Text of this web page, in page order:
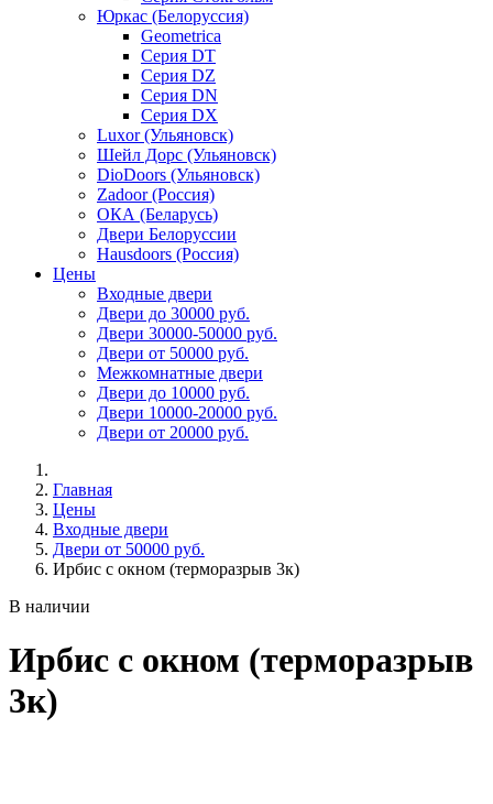
Юркас (Белоруссия)
Geometrica
Серия DT
Серия DZ
Серия DN
Серия DX
Luxor (Ульяновск)
Шейл Дорс (Ульяновск)
DioDoors (Ульяновск)
Zadoor (Россия)
ОКА (Беларусь)
Двери Белоруссии
Hausdoors (Россия)
Цены
Входные двери
Двери до 30000 руб.
Двери 30000-50000 руб.
Двери от 50000 руб.
Межкомнатные двери
Двери до 10000 руб.
Двери 10000-20000 руб.
Двери от 20000 руб.
Главная
Цены
Входные двери
Двери от 50000 руб.
Ирбис с окном (терморазрыв 3к)
В наличии
Ирбис с окном (терморазрыв
3к)